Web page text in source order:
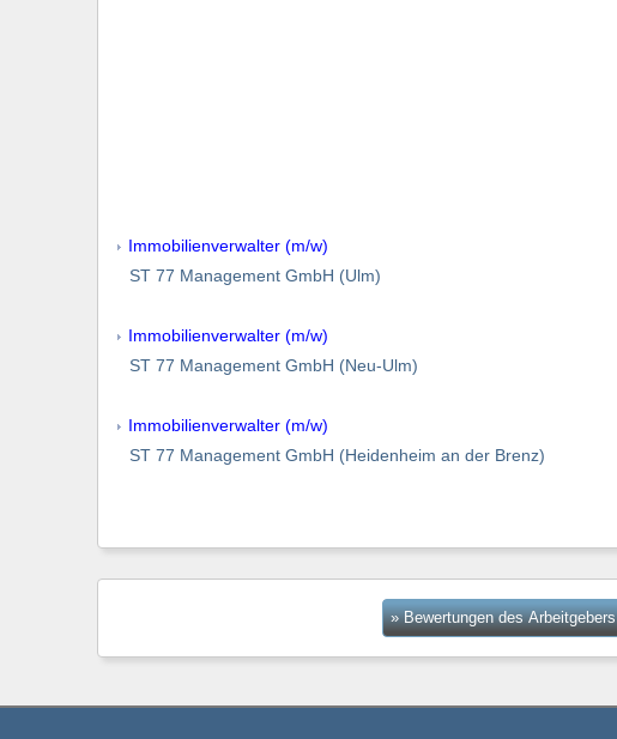
Immobilienverwalter (m/w)
ST 77 Management GmbH (Ulm)
Immobilienverwalter (m/w)
ST 77 Management GmbH (Neu-Ulm)
Immobilienverwalter (m/w)
ST 77 Management GmbH (Heidenheim an der Brenz)
» Bewertungen des Arbeitgebers